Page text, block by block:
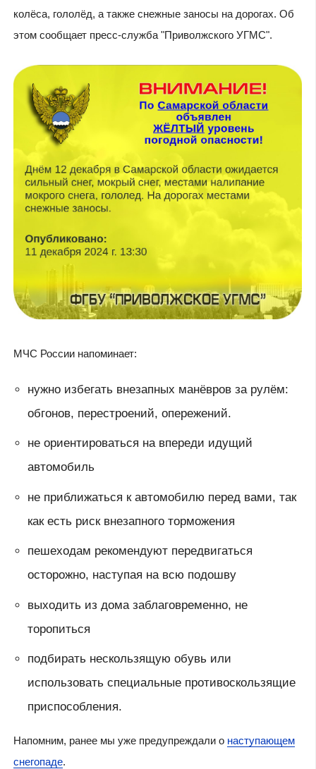
колёса, гололёд, а также снежные заносы на дорогах. Об
этом сообщает пресс-служба "Приволжского УГМС".
МЧС России напоминает:
нужно избегать внезапных манёвров за рулём:
обгонов, перестроений, опережений.
не ориентироваться на впереди идущий
автомобиль
не приближаться к автомобилю перед вами, так
как есть риск внезапного торможения
пешеходам рекомендуют передвигаться
осторожно, наступая на всю подошву
выходить из дома заблаговременно, не
торопиться
подбирать нескользящую обувь или
использовать специальные противоскользящие
приспособления.
Напомним, ранее мы уже предупреждали о наступающем
снегопаде.